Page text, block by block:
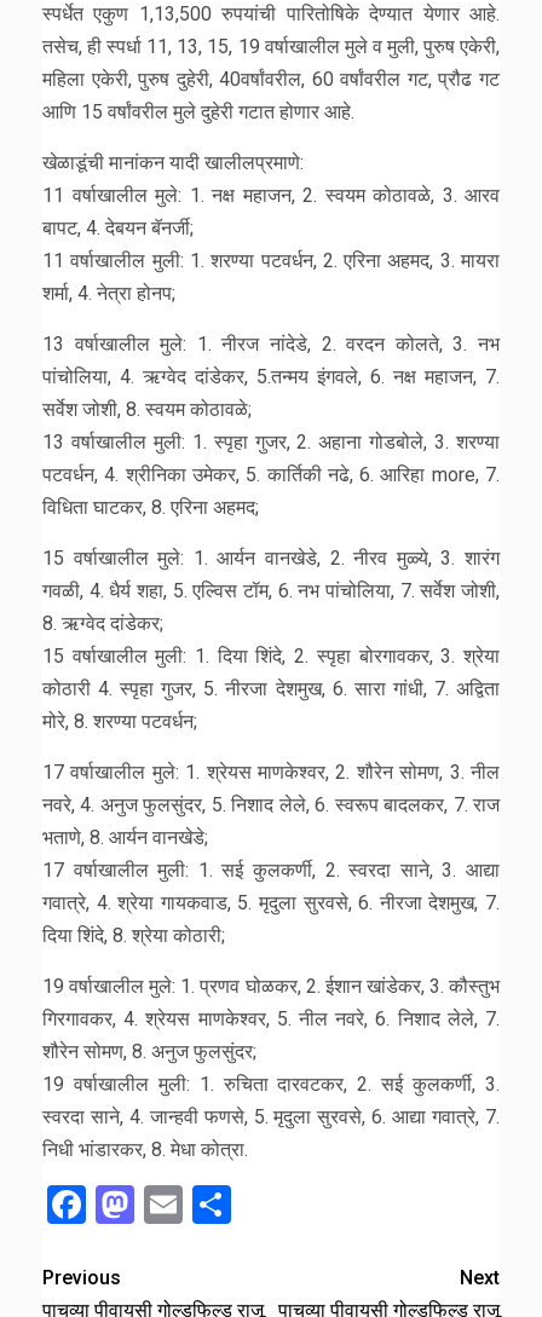
स्पर्धेत एकुण 1,13,500 रुपयांची पारितोषिके देण्यात येणार आहे.
तसेच, ही स्पर्धा 11, 13, 15, 19 वर्षाखालील मुले व मुली, पुरुष एकेरी,
महिला एकेरी, पुरुष दुहेरी, 40वर्षांवरील, 60 वर्षांवरील गट, प्रौढ गट
आणि 15 वर्षांवरील मुले दुहेरी गटात होणार आहे.
खेळाडूंची मानांकन यादी खालीलप्रमाणे:
11 वर्षाखालील मुले: 1. नक्ष महाजन, 2. स्वयम कोठावळे, 3. आरव
बापट, 4. देबयन बॅनर्जी;
11 वर्षाखालील मुली: 1. शरण्या पटवर्धन, 2. एरिना अहमद, 3. मायरा
शर्मा, 4. नेत्रा होनप;
13 वर्षाखालील मुले: 1. नीरज नांदेडे, 2. वरदन कोलते, 3. नभ
पांचोलिया, 4. ऋग्वेद दांडेकर, 5.तन्मय इंगवले, 6. नक्ष महाजन, 7.
सर्वेश जोशी, 8. स्वयम कोठावळे;
13 वर्षाखालील मुली: 1. स्पृहा गुजर, 2. अहाना गोडबोले, 3. शरण्या
पटवर्धन, 4. श्रीनिका उमेकर, 5. कार्तिकी नढे, 6. आरिहा more, 7.
विधिता घाटकर, 8. एरिना अहमद;
15 वर्षाखालील मुले: 1. आर्यन वानखेडे, 2. नीरव मुळ्ये, 3. शारंग
गवळी, 4. धैर्य शहा, 5. एल्विस टॉम, 6. नभ पांचोलिया, 7. सर्वेश जोशी,
8. ऋग्वेद दांडेकर;
15 वर्षाखालील मुली: 1. दिया शिंदे, 2. स्पृहा बोरगावकर, 3. श्रेया
कोठारी 4. स्पृहा गुजर, 5. नीरजा देशमुख, 6. सारा गांधी, 7. अद्विता
मोरे, 8. शरण्या पटवर्धन;
17 वर्षाखालील मुले: 1. श्रेयस माणकेश्वर, 2. शौरेन सोमण, 3. नील
नवरे, 4. अनुज फुलसुंदर, 5. निशाद लेले, 6. स्वरूप बादलकर, 7. राज
भताणे, 8. आर्यन वानखेडे;
17 वर्षाखालील मुली: 1. सई कुलकर्णी, 2. स्वरदा साने, 3. आद्या
गवात्रे, 4. श्रेया गायकवाड, 5. मृदुला सुरवसे, 6. नीरजा देशमुख, 7.
दिया शिंदे, 8. श्रेया कोठारी;
19 वर्षाखालील मुले: 1. प्रणव घोळकर, 2. ईशान खांडेकर, 3. कौस्तुभ
गिरगावकर, 4. श्रेयस माणकेश्वर, 5. नील नवरे, 6. निशाद लेले, 7.
शौरेन सोमण, 8. अनुज फुलसुंदर;
19 वर्षाखालील मुली: 1. रुचिता दारवटकर, 2. सई कुलकर्णी, 3.
स्वरदा साने, 4. जान्हवी फणसे, 5. मृदुला सुरवसे, 6. आद्या गवात्रे, 7.
निधी भांडारकर, 8. मेधा कोत्रा.
Facebook
Mastodon
Email
Previous
पाचव्या पीवायसी गोल्डफिल्ड राजू
Next
पाचव्या पीवायसी गोल्डफिल्ड राजू